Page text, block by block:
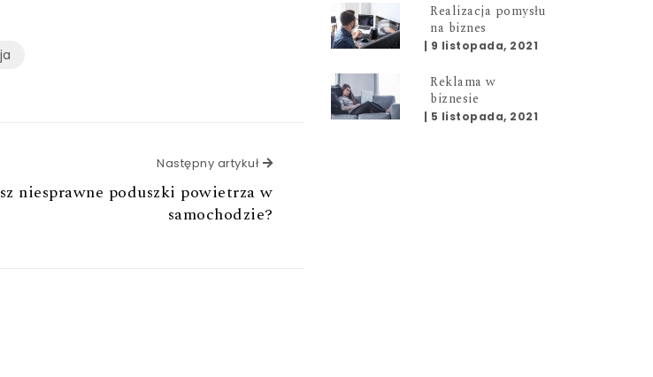
Następny artykuł Następny artykuł
niesprawne poduszki powietrza w
samochodzie?
Realizacja pomysłu
na biznes
| 9 listopada, 2021
Reklama w
biznesie
| 5 listopada, 2021